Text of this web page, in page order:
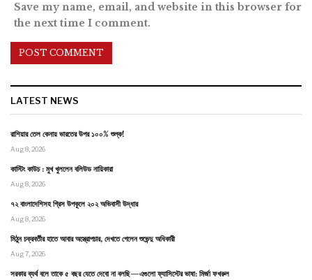
Save my name, email, and website in this browser for
the next time I comment.
LATEST NEWS
রাশিয়ার তেল কেনায় ভারতের উপর ১০০% শুল্ক!
Aug 8, 2026
কাস্টিং কাউচ : মুখ খুললেন বলিউড নায়িকারা
Aug 8, 2026
৭২ বাংলাদেশিসহ গ্রিস উপকূলে ২০২ অভিবাসী উদ্ধার
Aug 8, 2026
মিঠুন চক্রবর্তীর হাতে আবার অস্ত্রোপচার, দেখতে গেলেন শুভেন্দু অধিকারী
Aug 7, 2026
সরকার ব্যর্থ বলে তাকে ৫ বছর যেতে দেবো না বলছি—এগুলো ফ্যাসিস্টের ভাষা: মির্জা ফখরুল